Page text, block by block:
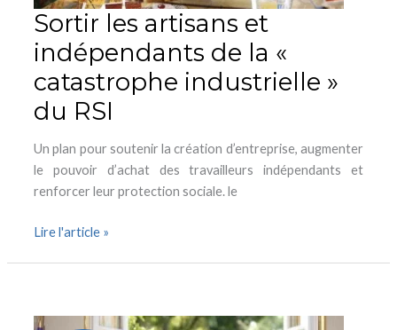
Sortir les artisans et
indépendants de la «
catastrophe industrielle »
du RSI
Un plan pour soutenir la création d’entreprise, augmenter
le pouvoir d’achat des travailleurs indépendants et
renforcer leur protection sociale. le
»
du
RSI
Lire l'article »
de